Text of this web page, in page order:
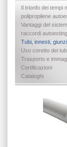
Il trionfo dei tempi
polipropilene
Vantaggi del
raccordi
Tubi, innesti,
Uso coretto dei
Trasporto e
Certificazioni
Cataloghi